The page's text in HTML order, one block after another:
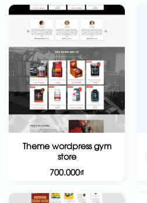
Theme wordpress gym
store
700.000₫